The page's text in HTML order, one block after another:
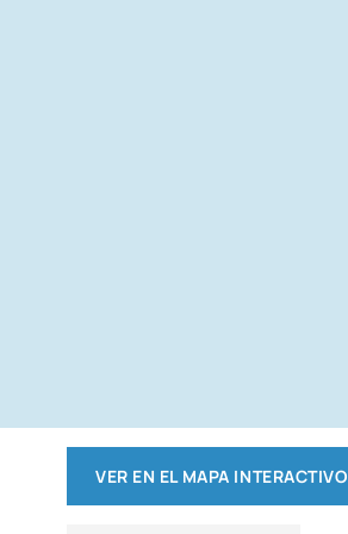
VER EN EL MAPA INTERACTIVO